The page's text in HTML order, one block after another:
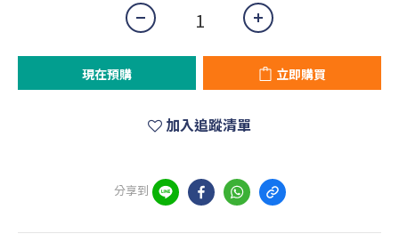
現在預購 立即購買
加入追蹤清單
分享到